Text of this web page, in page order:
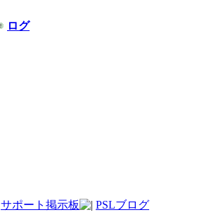
ログ
サポート掲示板 PSLブログ